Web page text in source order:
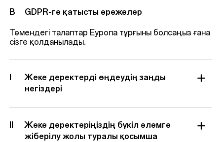
B GDPR-ге қатысты ережелер
Төмендегі талаптар Еуропа тұрғыны болсаңыз ғана
сізге қолданылады.
Жеке деректерді өңдеудің заңды
негіздері
Жеке деректеріңіздің бүкіл әлемге
жіберілу жолы туралы қосымша